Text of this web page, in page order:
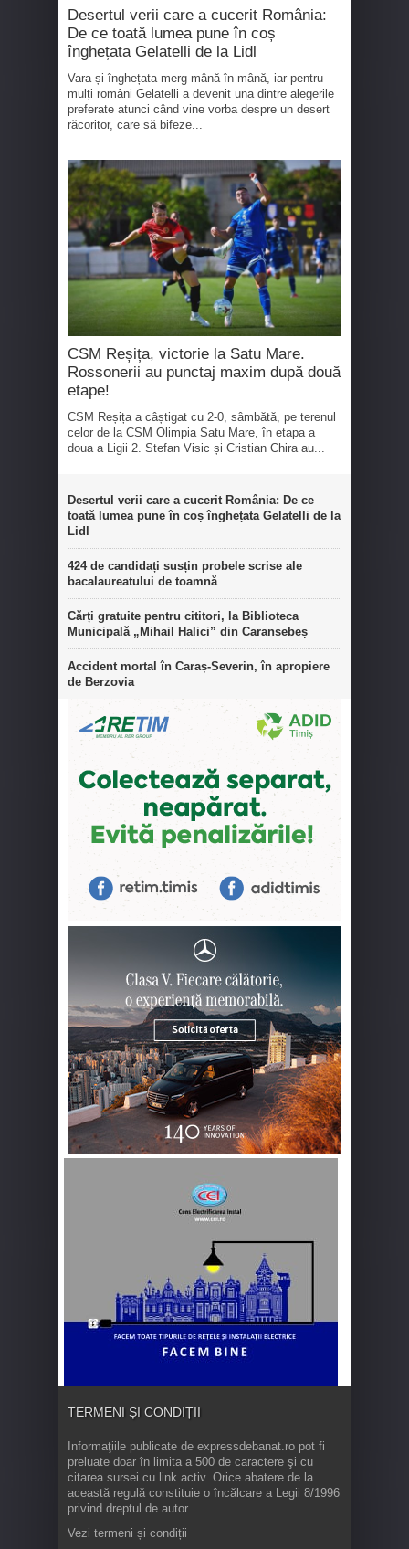
Desertul verii care a cucerit România:
De ce toată lumea pune în coș
înghețata Gelatelli de la Lidl
Vara și înghețata merg mână în mână, iar pentru
mulți români Gelatelli a devenit una dintre alegerile
preferate atunci când vine vorba despre un desert
răcoritor, care să bifeze...
CSM Reșița, victorie la Satu Mare.
Rossonerii au punctaj maxim după două
etape!
CSM Reșița a câștigat cu 2-0, sâmbătă, pe terenul
celor de la CSM Olimpia Satu Mare, în etapa a
doua a Ligii 2. Stefan Visic și Cristian Chira au...
Desertul verii care a cucerit România: De ce
toată lumea pune în coș înghețata Gelatelli de la
Lidl
424 de candidați susțin probele scrise ale
bacalaureatului de toamnă
Cărți gratuite pentru cititori, la Biblioteca
Municipală „Mihail Halici” din Caransebeș
Accident mortal în Caraș-Severin, în apropiere
de Berzovia
TERMENI ȘI CONDIȚII
Informaţiile publicate de expressdebanat.ro pot fi
preluate doar în limita a 500 de caractere şi cu
citarea sursei cu link activ. Orice abatere de la
această regulă constituie o încălcare a Legii 8/1996
privind dreptul de autor.
Vezi termeni și condiții